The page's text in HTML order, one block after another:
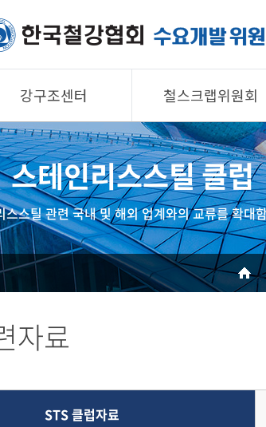
강구조센터
제품소개
회원사
강구조센터
알림/자료
사진/영상
철스크랩위원회
제품소개
회원사
철스크랩위원회
알림/자료
사진/영상
스테인리스스틸 클럽
스틸 관련 국내 및 해외 업계와의 교류를 확대
자료
STS 클럽자료